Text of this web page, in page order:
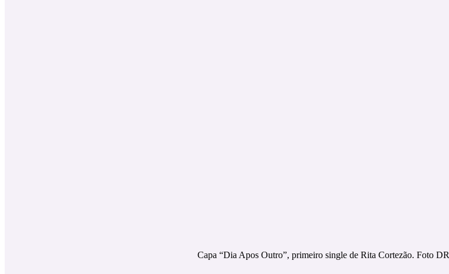
Capa “Dia Apos Outro”, primeiro single de Rita Cortezão. Foto DR